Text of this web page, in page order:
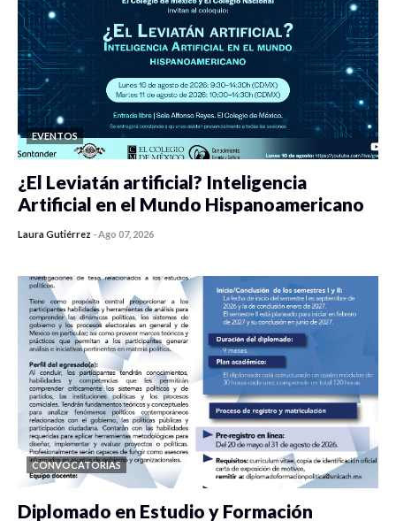
EVENTOS
¿El Leviatán artificial? Inteligencia
Artificial en el Mundo Hispanoamericano
Laura Gutiérrez - Ago 07, 2026
CONVOCATORIAS
Diplomado en Estudio y Formación